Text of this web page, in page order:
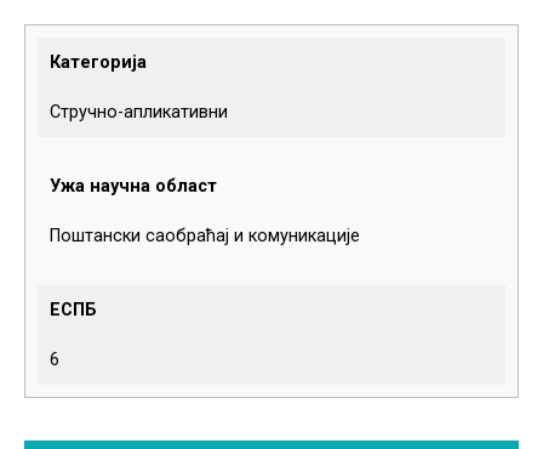
Категорија
Стручно-апликативни
Ужа научна област
Поштански саобраћај и комуникације
ЕСПБ
6